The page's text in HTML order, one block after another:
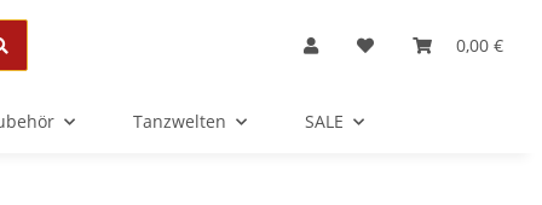
0,00 €
Tanzwelten SALE